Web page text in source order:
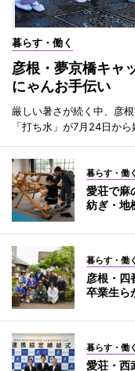
暮らす・働く
彦根・夢京橋キャ
にゃんお手伝い
厳しい暑さが続く中、彦
「打ち水」が7月24日から
暮らす・働く
愛荘で麻
紡ぎ・地
暮らす・働く
彦根・
卒業生ら
暮らす・働く
愛荘・西